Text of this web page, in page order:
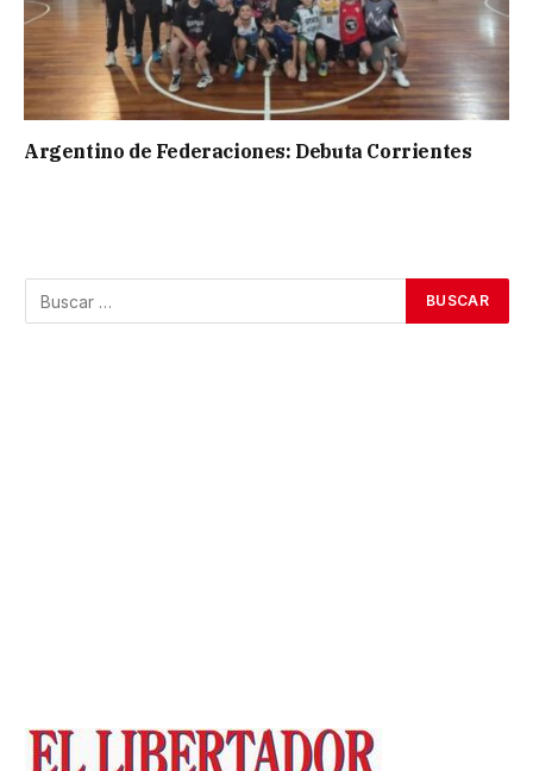
Argentino de Federaciones: Debuta Corrientes